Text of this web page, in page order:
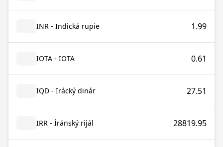
INR - Indická rupie 1.99
IOTA - IOTA 0.61
IQD - Irácký dinár 27.51
IRR - Íránský rijál 28819.95